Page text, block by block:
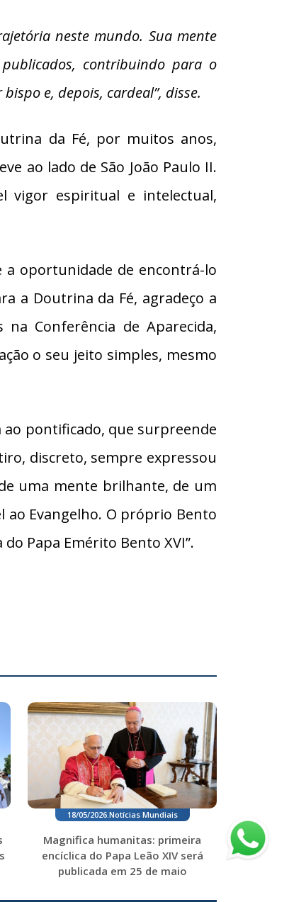
neste mundo. Sua mente
contribuindo para o
e, depois, cardeal”, disse.
da Fé, por muitos anos,
ao lado de São João Paulo II.
vigor espiritual e intelectual,
a oportunidade de encontrá-lo
a Doutrina da Fé, agradeço a
Conferência de Aparecida,
o seu jeito simples, mesmo
pontificado, que surpreende
discreto, sempre expressou
uma mente brilhante, de um
Evangelho. O próprio Bento
Papa Emérito Bento XVI”.
18/05/2026. Notícias Mundiais
Magnifica humanitas: primeira
encíclica do Papa Leão XIV será
publicada em 25 de maio